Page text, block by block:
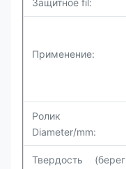
Защитное fil:
Применение:
Ролик
Diameter/mm:
Твердость (берег